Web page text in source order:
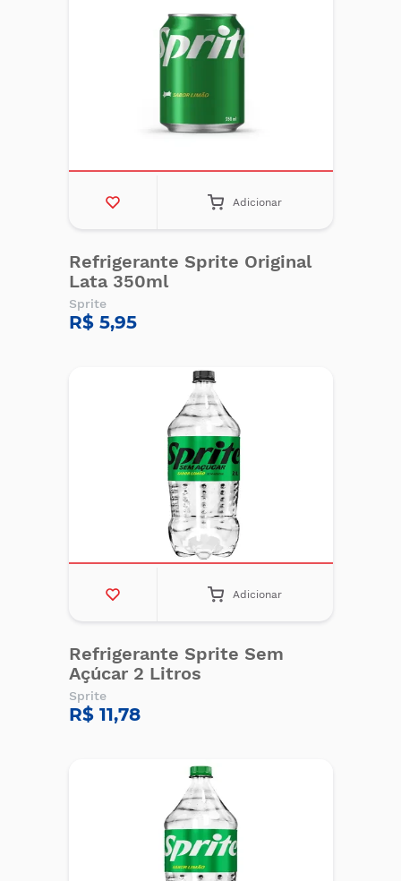
Adicionar
Refrigerante Sprite Original
Lata 350ml
Sprite
R$ 5,95
Adicionar
Refrigerante Sprite Sem
Açúcar 2 Litros
Sprite
R$ 11,78